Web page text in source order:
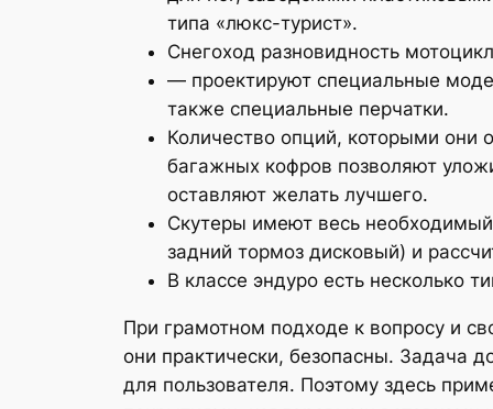
типа «люкс-турист».
Снегоход разновидность
— проектируют специальные
также специальные перчатки.
Количество опций, которыми они
багажных кофров позволяют
оставляют желать лучшего.
Скутеры имеют весь
задний тормоз дисковый) и
В классе эндуро есть несколько
При грамотном подходе к вопросу и
они практически, безопасны. Задача
для пользователя. Поэтому здесь